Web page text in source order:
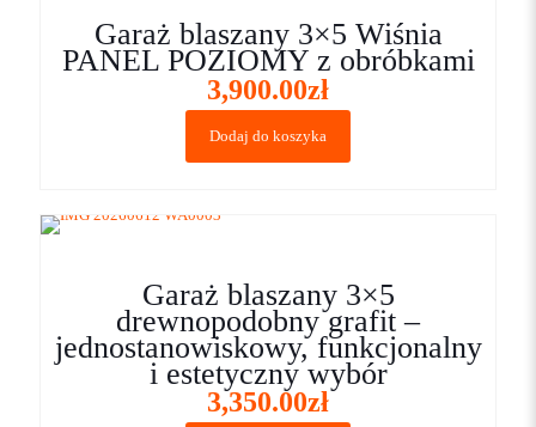
Garaż blaszany 3×5 Wiśnia
PANEL POZIOMY z obróbkami
3,900.00zł
Dodaj do koszyka
Garaż blaszany 3×5
drewnopodobny grafit –
jednostanowiskowy, funkcjonalny
i estetyczny wybór
3,350.00zł